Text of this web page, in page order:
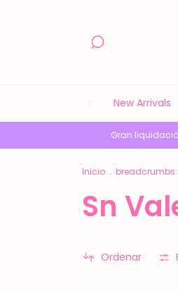
New Arrivals
Gran liquidación!!! Gran
Inicio .
Sn
Ordenar